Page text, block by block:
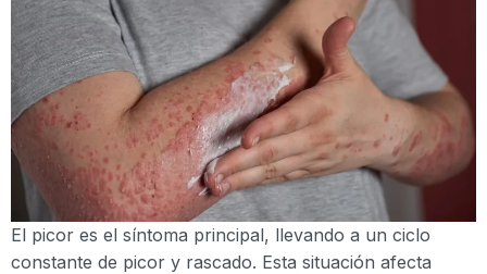
El picor es el síntoma principal, llevando a un ciclo
constante de picor y rascado. Esta situación afecta